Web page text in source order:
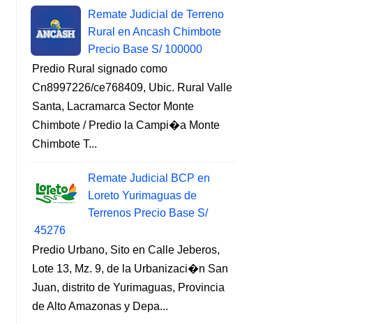
Remate Judicial de Terreno
Rural en Ancash Chimbote
Precio Base S/ 100000
Predio Rural signado como
Cn8997226/ce768409, Ubic. Rural Valle
Santa, Lacramarca Sector Monte
Chimbote / Predio la Campi�a Monte
Chimbote T...
Remate Judicial BCP en
Loreto Yurimaguas de
Terrenos Precio Base S/
45276
Predio Urbano, Sito en Calle Jeberos,
Lote 13, Mz. 9, de la Urbanizaci�n San
Juan, distrito de Yurimaguas, Provincia
de Alto Amazonas y Depa...